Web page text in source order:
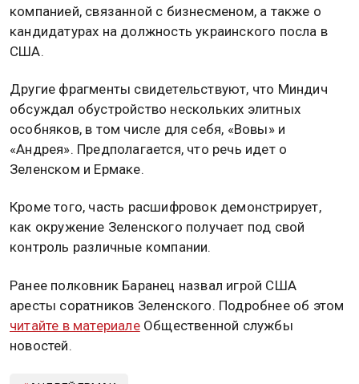
компанией, связанной с бизнесменом, а также о
кандидатурах на должность украинского посла в
США.
Другие фрагменты свидетельствуют, что Миндич
обсуждал обустройство нескольких элитных
особняков, в том числе для себя, «Вовы» и
«Андрея». Предполагается, что речь идет о
Зеленском и Ермаке.
Кроме того, часть расшифровок демонстрирует,
как окружение Зеленского получает под свой
контроль различные компании.
Ранее полковник Баранец назвал игрой США
аресты соратников Зеленского. Подробнее об этом
читайте в материалеОбщественной службы
новостей.